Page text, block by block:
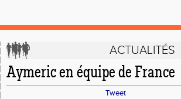
ACTUALITÉS
Aymeric en équipe de France
Tweet